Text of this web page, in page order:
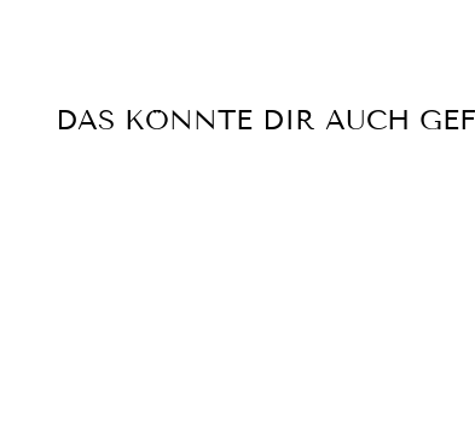
DAS KÖNNTE DIR AUCH